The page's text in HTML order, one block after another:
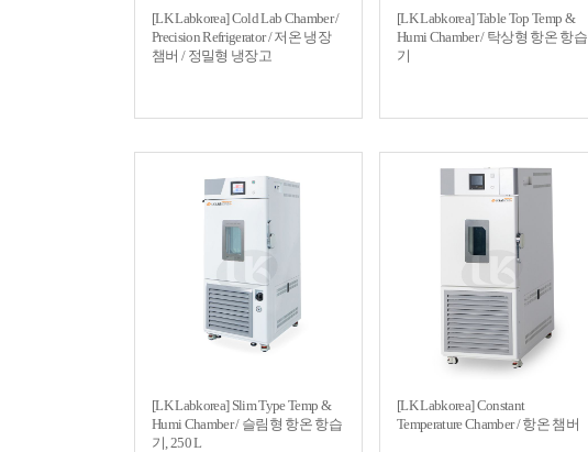
[LK Labkorea] Cold Lab Chamber /
Precision Refrigerator / 저온 냉장
챔버 / 정밀형 냉장고
[LK Labkorea] Table Top Temp &
Humi Chamber / 탁상형 항온 항습
기
[LK Labkorea] Slim Type Temp &
Humi Chamber / 슬림형 항온 항습
기, 250 L
[LK Labkorea] Constant
Temperature Chamber / 항온 챔버